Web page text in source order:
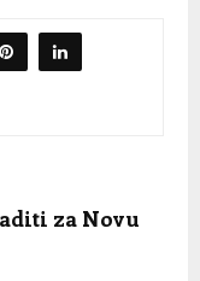
za Novu